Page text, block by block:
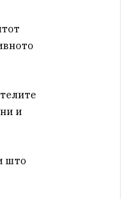
и
што